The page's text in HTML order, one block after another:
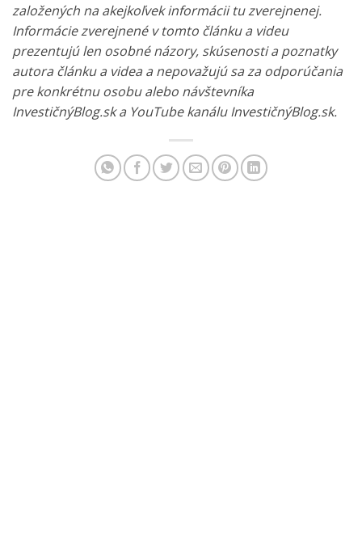
založených na akejkoľvek informácii tu zverejnenej.
Informácie zverejnené v tomto článku a videu
prezentujú len osobné názory, skúsenosti a poznatky
autora článku a videa a nepovažujú sa za odporúčania
pre konkrétnu osobu alebo návštevníka
InvestičnýBlog.sk a YouTube kanálu InvestičnýBlog.sk.